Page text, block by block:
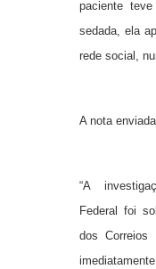
paciente
sedada, ela
rede social,
A nota
“A
Federal foi
dos Correios